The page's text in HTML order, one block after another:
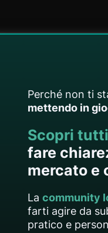
Perché non ti
mettendo in
Scopri tutti
fare
mercato e
La community
farti agire da
pratico e